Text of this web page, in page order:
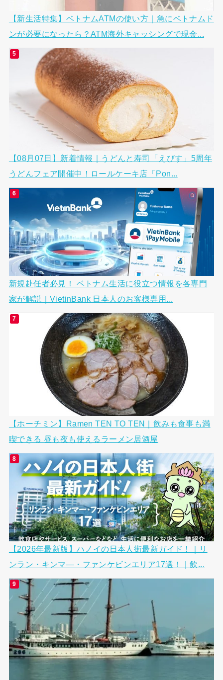
【新生活特集】ベトナムATMの使い方｜急にベトナムド
ンが必要になったら？ATM海外キャッシングで現金...
【08月07日】新着情報｜うどんと寿司「えびす」5周年
うどんフェア開催中！ロールケーキ店「Pon...
新規赴任者必見！ ベトナム生活に役立つ情報を各専門
家が解説｜VietinBank 日本人のお客様専用...
【ホーチミン】Ramen TEN TO TEN｜飲みも食事も満
喫できる 昼も夜も使えるラーメン居酒屋
【2026年最新版】ハノイの日本人街最新ガイド！｜リ
ンラン・キンマ―・ファンケビンエリア17選！｜飲...